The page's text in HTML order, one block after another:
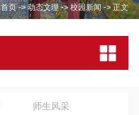
首页->动态文理-> 校园新闻->正文
师生风采